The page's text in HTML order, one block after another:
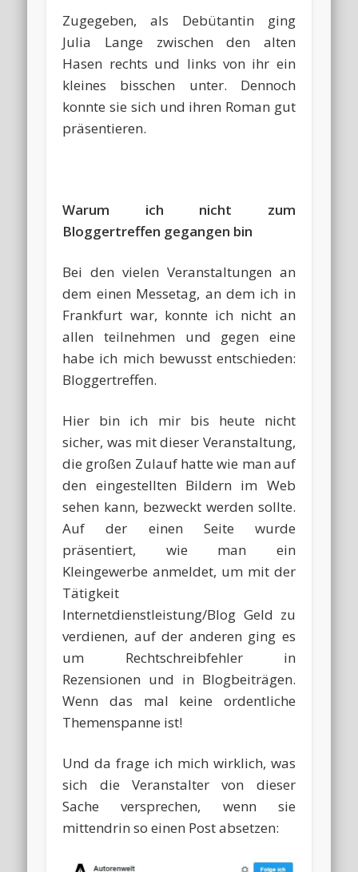
Zugegeben, als Debütantin ging
Julia Lange zwischen den alten
Hasen rechts und links von ihr ein
kleines bisschen unter. Dennoch
konnte sie sich und ihren Roman gut
präsentieren.
Warum ich nicht zum
Bloggertreffen gegangen bin
Bei den vielen Veranstaltungen an
dem einen Messetag, an dem ich in
Frankfurt war, konnte ich nicht an
allen teilnehmen und gegen eine
habe ich mich bewusst entschieden:
Bloggertreffen.
Hier bin ich mir bis heute nicht
sicher, was mit dieser Veranstaltung,
die großen Zulauf hatte wie man auf
den eingestellten Bildern im Web
sehen kann, bezweckt werden sollte.
Auf der einen Seite wurde
präsentiert, wie man ein
Kleingewerbe anmeldet, um mit der
Tätigkeit
Internetdienstleistung/Blog Geld zu
verdienen, auf der anderen ging es
um Rechtschreibfehler in
Rezensionen und in Blogbeiträgen.
Wenn das mal keine ordentliche
Themenspanne ist!
Und da frage ich mich wirklich, was
sich die Veranstalter von dieser
Sache versprechen, wenn sie
mittendrin so einen Post absetzen: